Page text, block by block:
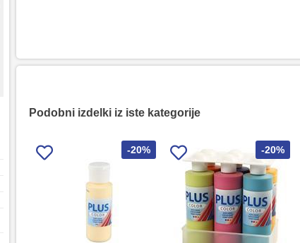
Podobni izdelki iz iste kategorije
-20% -20%